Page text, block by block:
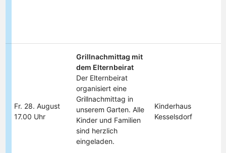
Fr. 28. August
17.00 Uhr
Grillnachmittag mit
dem Elternbeirat
Der Elternbeirat
organisiert eine
Grillnachmittag in
unserem Garten. Alle
Kinder und Familien
sind herzlich
eingeladen.
Kinderhaus
Kesselsdorf